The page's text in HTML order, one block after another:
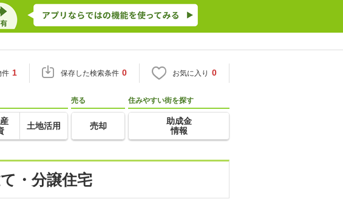
件 1 保存した検索条件 0 お気に入り 0
土地活用
売る
売却
住みやすい街を探す
助成金
情報
・分譲住宅